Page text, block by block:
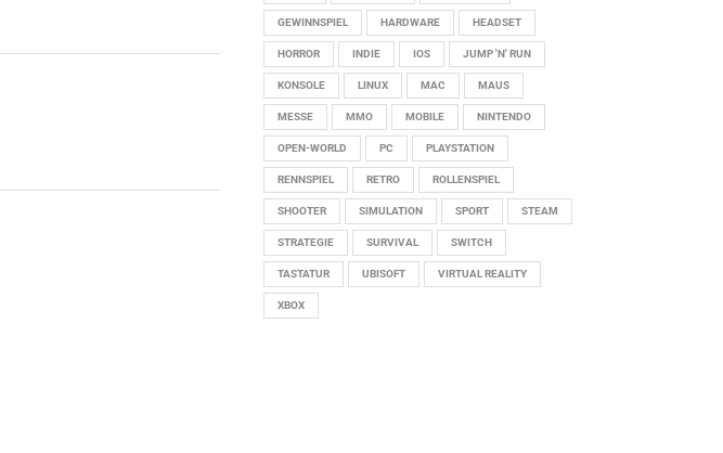
GEWINNSPIEL HARDWARE HEADSET
HORROR INDIE IOS JUMP 'N' RUN
KONSOLE LINUX MAC MAUS
MESSE MMO MOBILE NINTENDO
OPEN-WORLD PC PLAYSTATION
RENNSPIEL RETRO ROLLENSPIEL
SHOOTER SIMULATION SPORT STEAM
STRATEGIE SURVIVAL SWITCH
TASTATUR UBISOFT VIRTUAL REALITY
XBOX